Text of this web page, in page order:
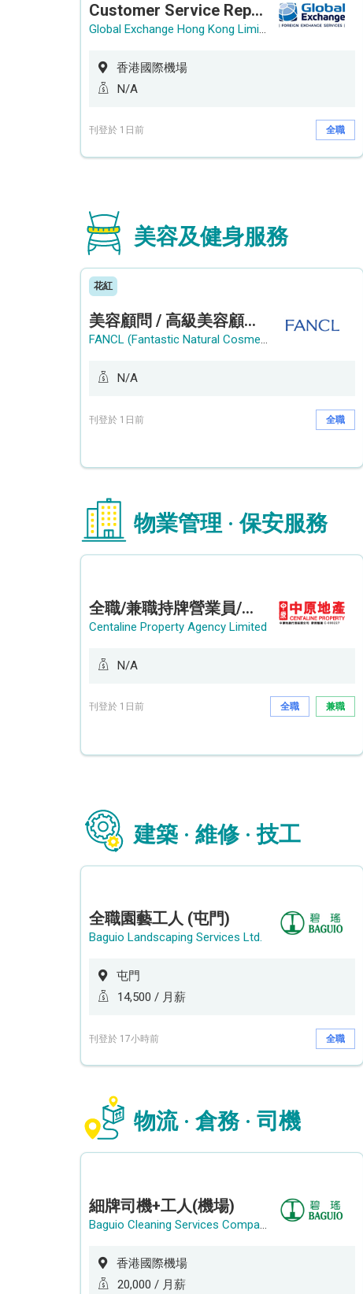
Customer Service Representative (Airport)
Global Exchange Hong Kong Limited
香港國際機場
N/A
刊登於 1日前 全職
美容及健身服務
花紅
美容顧問 / 高級美容顧問 (Beauty Consultant / Senior Beauty Consultant)
FANCL (Fantastic Natural Cosmetics Limited)
N/A
刊登於 1日前 全職
物業管理 · 保安服務
全職/兼職持牌營業員/持牌地產代理 (長沙灣/將軍澳/油塘)
Centaline Property Agency Limited
N/A
刊登於 1日前 全職 兼職
建築 · 維修 · 技工
全職園藝工人 (屯門)
Baguio Landscaping Services Ltd.
屯門
14,500 / 月薪
刊登於 17小時前 全職
物流 · 倉務 · 司機
細牌司機+工人(機場)
Baguio Cleaning Services Company Limited
香港國際機場
20,000 / 月薪